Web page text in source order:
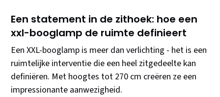
Een statement in de zithoek: hoe een
xxl-booglamp de ruimte definieert
Een XXL-booglamp is meer dan verlichting - het is een
ruimtelijke interventie die een heel zitgedeelte kan
definiëren. Met hoogtes tot 270 cm creëren ze een
impressionante aanwezigheid.